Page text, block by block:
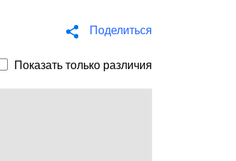
Поделиться
Показать только различия